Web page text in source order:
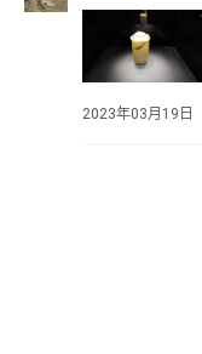
2023年03月19日